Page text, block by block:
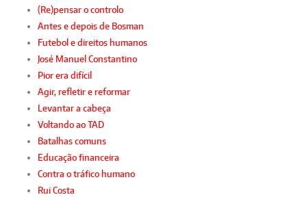
(Re)pensar o controlo
Antes e depois de Bosman
Futebol e direitos humanos
José Manuel Constantino
Pior era difícil
Agir, refletir e reformar
Levantar a cabeça
Voltando ao TAD
Batalhas comuns
Educação financeira
Contra o tráfico humano
Rui Costa